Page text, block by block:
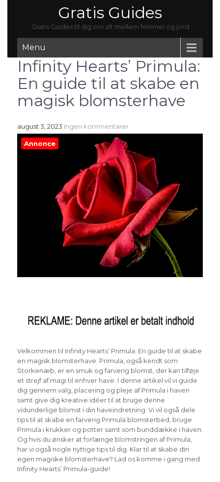
Gratis Guides
Gratis Guides til dig om alt mellem himmel og jord
Menu
Infinity Hearts’ Primula:
En guide til at skabe en
magisk blomsterhave
august 3, 2023 Ingen kommentarer
Annonce
Velkommen til Infinity Hearts’ Primula: En guide til at skabe
en magisk blomsterhave. Primula, også kendt som
Storkenæb, er en smuk og farverig blomst, der kan tilføje
et strejf af magi til enhver have. I denne artikel vil vi guide
dig gennem valg, placering og pleje af Primula i haven
samt give dig kreative idéer til at bruge denne
vidunderlige blomst i din haveindretning. Vi vil også dele
tips til at skabe en farverig Primula blomsterbed, bruge
Primula i krukker og potter samt som bunddække i haven.
Og hvis du ønsker at forlænge blomstringen af Primula,
har vi også nogle nyttige tips til dig. Klar til at skabe din
egen magiske blomsterhave? Lad os komme i gang med
Infinity Hearts’ Primula-guide!